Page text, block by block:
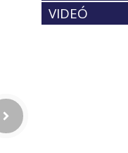
VIDEÓ